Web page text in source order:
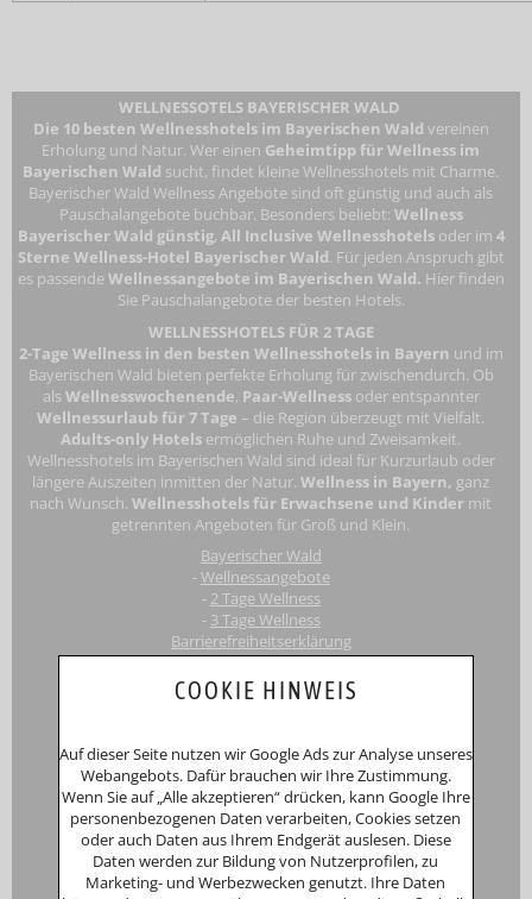
WELLNESSOTELS BAYERISCHER WALD
Die 10 besten Wellnesshotels im Bayerischen Wald vereinen
Erholung und Natur. Wer einen Geheimtipp für Wellness im
Bayerischen Wald sucht, findet kleine Wellnesshotels mit Charme.
Bayerischer Wald Wellness Angebote sind oft günstig und auch als
Pauschalangebote buchbar. Besonders beliebt: Wellness
Bayerischer Wald günstig, All Inclusive Wellnesshotels oder im 4
Sterne Wellness-Hotel Bayerischer Wald. Für jeden Anspruch gibt
es passendeWellnessangebote im Bayerischen Wald. Hier finden
Sie Pauschalangebote der besten Hotels.
WELLNESSHOTELS FÜR 2 TAGE
2-Tage Wellness in den besten Wellnesshotels in Bayern und im
Bayerischen Wald bieten perfekte Erholung für zwischendurch. Ob
als Wellnesswochenende, Paar-Wellness oder entspannter
Wellnessurlaub für 7 Tage – die Region überzeugt mit Vielfalt.
Adults-only Hotels ermöglichen Ruhe und Zweisamkeit.
Wellnesshotels im Bayerischen Wald sind ideal für Kurzurlaub oder
längere Auszeiten inmitten der Natur.Wellness in Bayern, ganz
nach Wunsch.Wellnesshotels für Erwachsene und Kinder mit
getrennten Angeboten für Groß und Klein.
Bayerischer Wald
-Wellnessangebote
- 2 Tage Wellness
- 3 Tage Wellness
Barrierefreiheitserklärung
Registergericht: Amtsgericht Passau
InhaberinAnna Putz
Niederperlesreut 52
94157 Perlesreut
Tel. 0049 (0)8555/691
Fax: 0049 (0)8555/8856
Internet:www.putzwerbung.de
eMail:info@putzwerbung.de
COOKIE HINWEIS
Auf dieser Seite nutzen wir Google Ads zur Analyse unseres
Webangebots. Dafür brauchen wir Ihre Zustimmung.
Wenn Sie auf „Alle akzeptieren“ drücken, kann Google Ihre
personenbezogenen Daten verarbeiten, Cookies setzen
oder auch Daten aus Ihrem Endgerät auslesen. Diese
Daten werden zur Bildung von Nutzerprofilen, zu
Marketing- und Werbezwecken genutzt. Ihre Daten